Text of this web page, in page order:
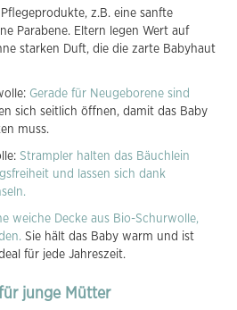
z.B. eine sanfte
Parabene. Eltern legen Wert auf
starken Duft, die die zarte Babyhaut
Gerade für Neugeborene sind
sich seitlich öffnen, damit das Baby
muss.
Strampler halten das Bäuchlein
und lassen sich dank
weiche Decke aus Bio-Schurwolle,
Sie hält das Baby warm und ist
für jede Jahreszeit.
junge Mütter